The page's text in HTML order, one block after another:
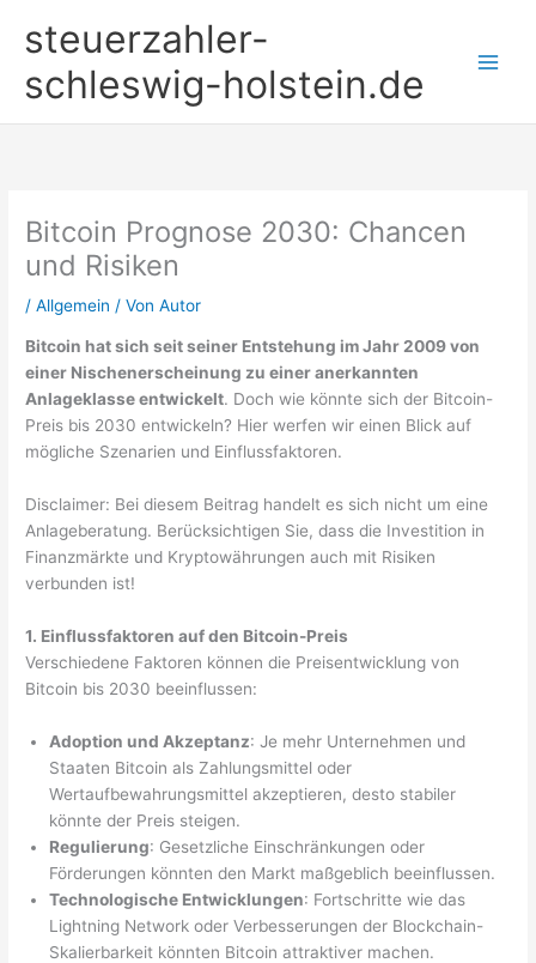
Inhaltsteuerzahler-
schleswig-holstein.de
Bitcoin Prognose 2030: Chancen
und Risiken
/Allgemein / VonAutor
Bitcoin hat sich seit seiner Entstehung im Jahr 2009 von
einer Nischenerscheinung zu einer anerkannten
Anlageklasse entwickelt. Doch wie könnte sich der Bitcoin-
Preis bis 2030 entwickeln? Hier werfen wir einen Blick auf
mögliche Szenarien und Einflussfaktoren.
Disclaimer: Bei diesem Beitrag handelt es sich nicht um eine
Anlageberatung. Berücksichtigen Sie, dass die Investition in
Finanzmärkte und Kryptowährungen auch mit Risiken
verbunden ist!
1. Einflussfaktoren auf den Bitcoin-Preis
Verschiedene Faktoren können die Preisentwicklung von
Bitcoin bis 2030 beeinflussen:
Adoption und Akzeptanz: Je mehr Unternehmen und
Staaten Bitcoin als Zahlungsmittel oder
Wertaufbewahrungsmittel akzeptieren, desto stabiler
könnte der Preis steigen.
Regulierung: Gesetzliche Einschränkungen oder
Förderungen könnten den Markt maßgeblich beeinflussen.
Technologische Entwicklungen: Fortschritte wie das
Lightning Network oder Verbesserungen der Blockchain-
Skalierbarkeit könnten Bitcoin attraktiver machen.